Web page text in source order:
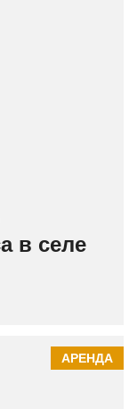
в селе
АРЕНДА